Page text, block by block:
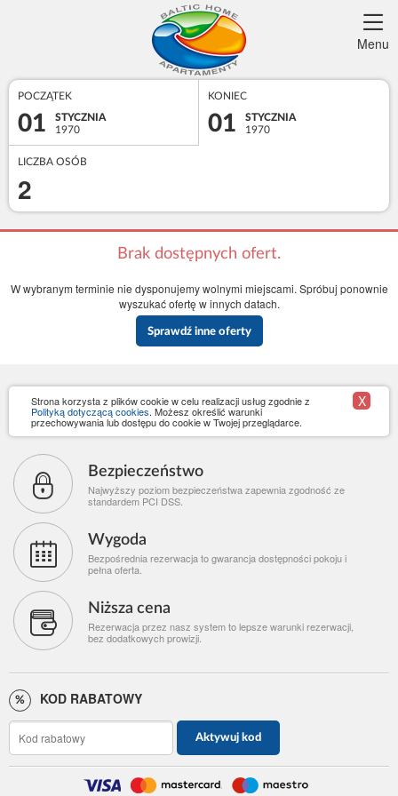
Menu
POCZĄTEK
01
STYCZNIA
1970
KONIEC
01
STYCZNIA
1970
LICZBA OSÓB
2
Brak dostępnych ofert.
W wybranym terminie nie dysponujemy wolnymi miejscami. Spróbuj ponownie
wyszukać ofertę w innych datach.
Sprawdź inne oferty
Strona korzysta z plików cookie w celu realizacji usług zgodnie z
Polityką dotyczącą cookies. Możesz określić warunki
przechowywania lub dostępu do cookie w Twojej przeglądarce.
X
Bezpieczeństwo
Najwyższy poziom bezpieczeństwa zapewnia zgodność ze
standardem PCI DSS.
Wygoda
Bezpośrednia rezerwacja to gwarancja dostępności pokoju i
pełna oferta.
Niższa cena
Rezerwacja przez nasz system to lepsze warunki rezerwacji,
bez dodatkowych prowizji.
KOD RABATOWY
Aktywuj kod